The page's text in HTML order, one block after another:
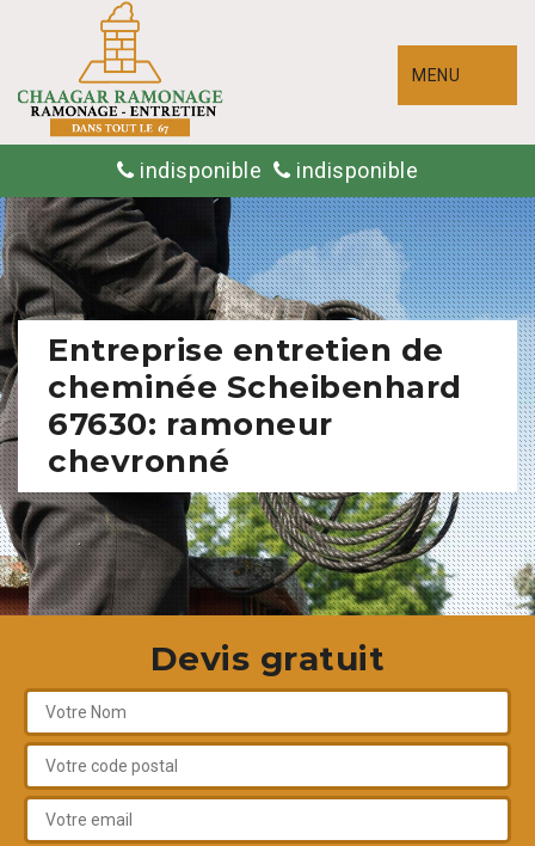
MENU
indisponible indisponible
Entreprise entretien de
cheminée Scheibenhard
67630: ramoneur
chevronné
Devis gratuit